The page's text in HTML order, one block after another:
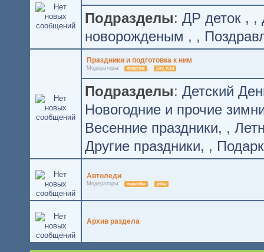
Подразделы: ДР деток ,
новорожденым
,
Праздники и подготовка к ним
Модераторы: лупастик , Sky_Ksu
Подразделы: Детский
Новогодние и прочие
Весенние праздники
,
Другие праздники
,
Автоледи
Модераторы: majestika , pti4a
Архив раздела